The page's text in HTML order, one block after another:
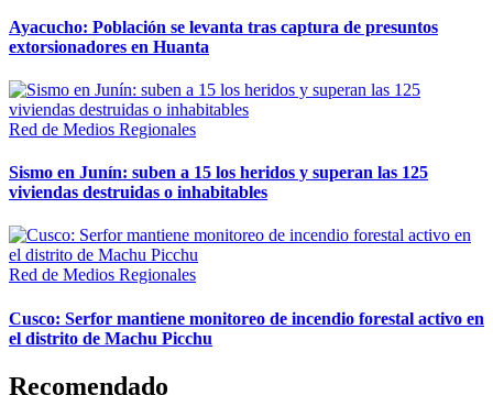
Ayacucho: Población se levanta tras captura de presuntos
extorsionadores en Huanta
Red de Medios Regionales
Sismo en Junín: suben a 15 los heridos y superan las 125
viviendas destruidas o inhabitables
Red de Medios Regionales
Cusco: Serfor mantiene monitoreo de incendio forestal activo en
el distrito de Machu Picchu
Recomendado